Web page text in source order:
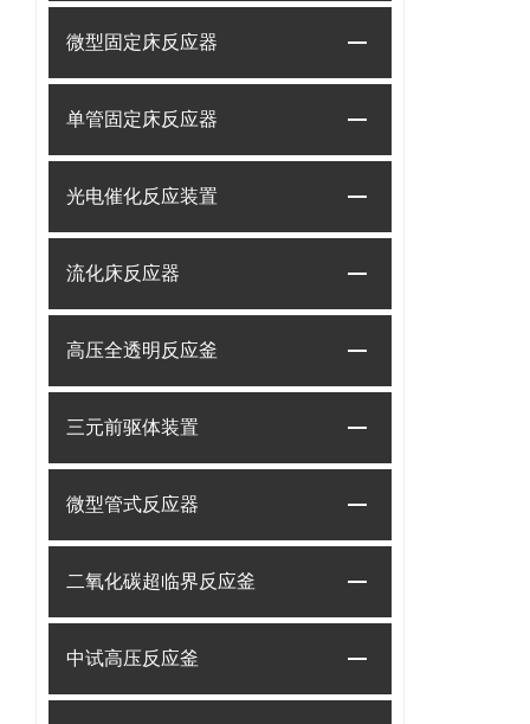
微型固定床反应器
单管固定床反应器
光电催化反应装置
流化床反应器
高压全透明反应釜
三元前驱体装置
微型管式反应器
二氧化碳超临界反应釜
中试高压反应釜